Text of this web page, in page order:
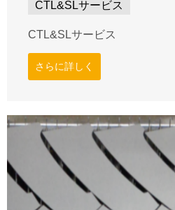
CTL&SLサービス
CTL&SLサービス
さらに詳しく